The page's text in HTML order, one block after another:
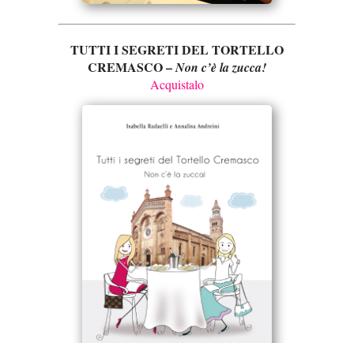
TUTTI I SEGRETI DEL TORTELLO
CREMASCO –Non c’è la zucca!
Acquistalo